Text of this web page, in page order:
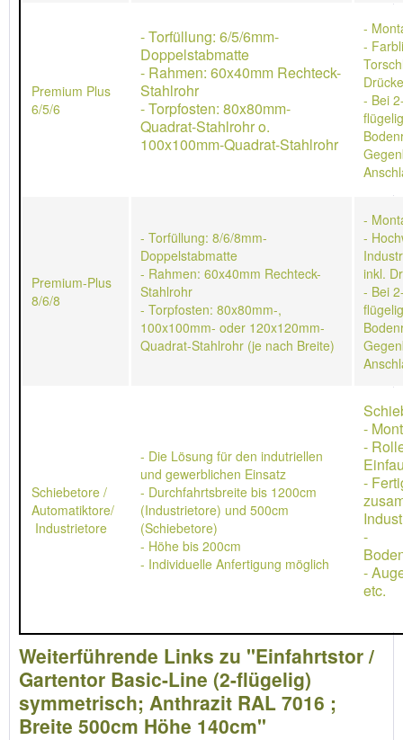
Premium Plus
6/5/6
- Torfüllung: 6/5/6mm-
Doppelstabmatte
- Rahmen: 60x40mm Rechteck-
Stahlrohr
- Torpfosten: 80x80mm-
Quadrat-Stahlrohr o.
100x100mm-Quadrat-Stahlrohr
-
-
- Bei
Premium-Plus
8/6/8
- Torfüllung: 8/6/8mm-
Doppelstabmatte
- Rahmen: 60x40mm Rechteck-
Stahlrohr
- Torpfosten: 80x80mm-,
100x100mm- oder 120x120mm-
Quadrat-Stahlrohr (je nach Breite)
-
-
inkl.
- Bei
Schiebetore /
Automatiktore/
Industrietore
- Die Lösung für den indutriellen
und gewerblichen Einsatz
- Durchfahrtsbreite bis 1200cm
(Industrietore) und 500cm
(Schiebetore)
- Höhe bis 200cm
- Individuelle Anfertigung möglich
-
-
-
-
-
etc.
Weiterführende Links zu "Einfahrtstor /
Gartentor Basic-Line (2-flügelig)
symmetrisch; Anthrazit RAL 7016 ;
Breite 500cm Höhe 140cm"